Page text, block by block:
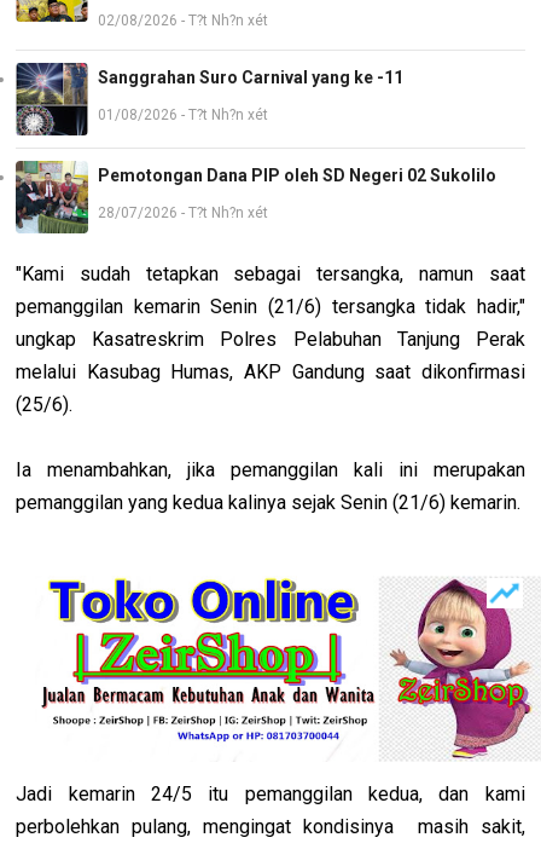
02/08/2026 - T?t Nh?n xét
Sanggrahan Suro Carnival yang ke -11
01/08/2026 - T?t Nh?n xét
Pemotongan Dana PIP oleh SD Negeri 02 Sukolilo
28/07/2026 - T?t Nh?n xét
"Kami sudah tetapkan sebagai tersangka, namun saat
pemanggilan kemarin Senin (21/6) tersangka tidak hadir,"
ungkap Kasatreskrim Polres Pelabuhan Tanjung Perak
melalui Kasubag Humas, AKP Gandung saat dikonfirmasi
(25/6).
Ia menambahkan, jika pemanggilan kali ini merupakan
pemanggilan yang kedua kalinya sejak Senin (21/6) kemarin.
Jadi kemarin 24/5 itu pemanggilan kedua, dan kami
perbolehkan pulang, mengingat kondisinya masih sakit,